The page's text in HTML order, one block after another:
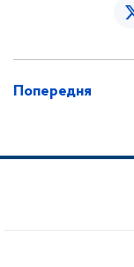
Попередня